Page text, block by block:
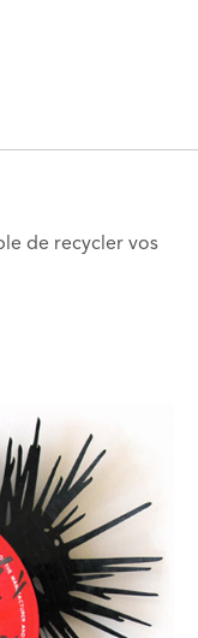
de recycler vos